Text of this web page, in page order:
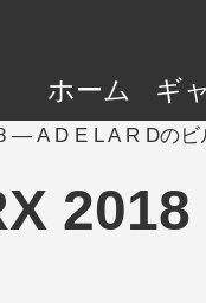
ホーム ギ
— A D E L A R Dの